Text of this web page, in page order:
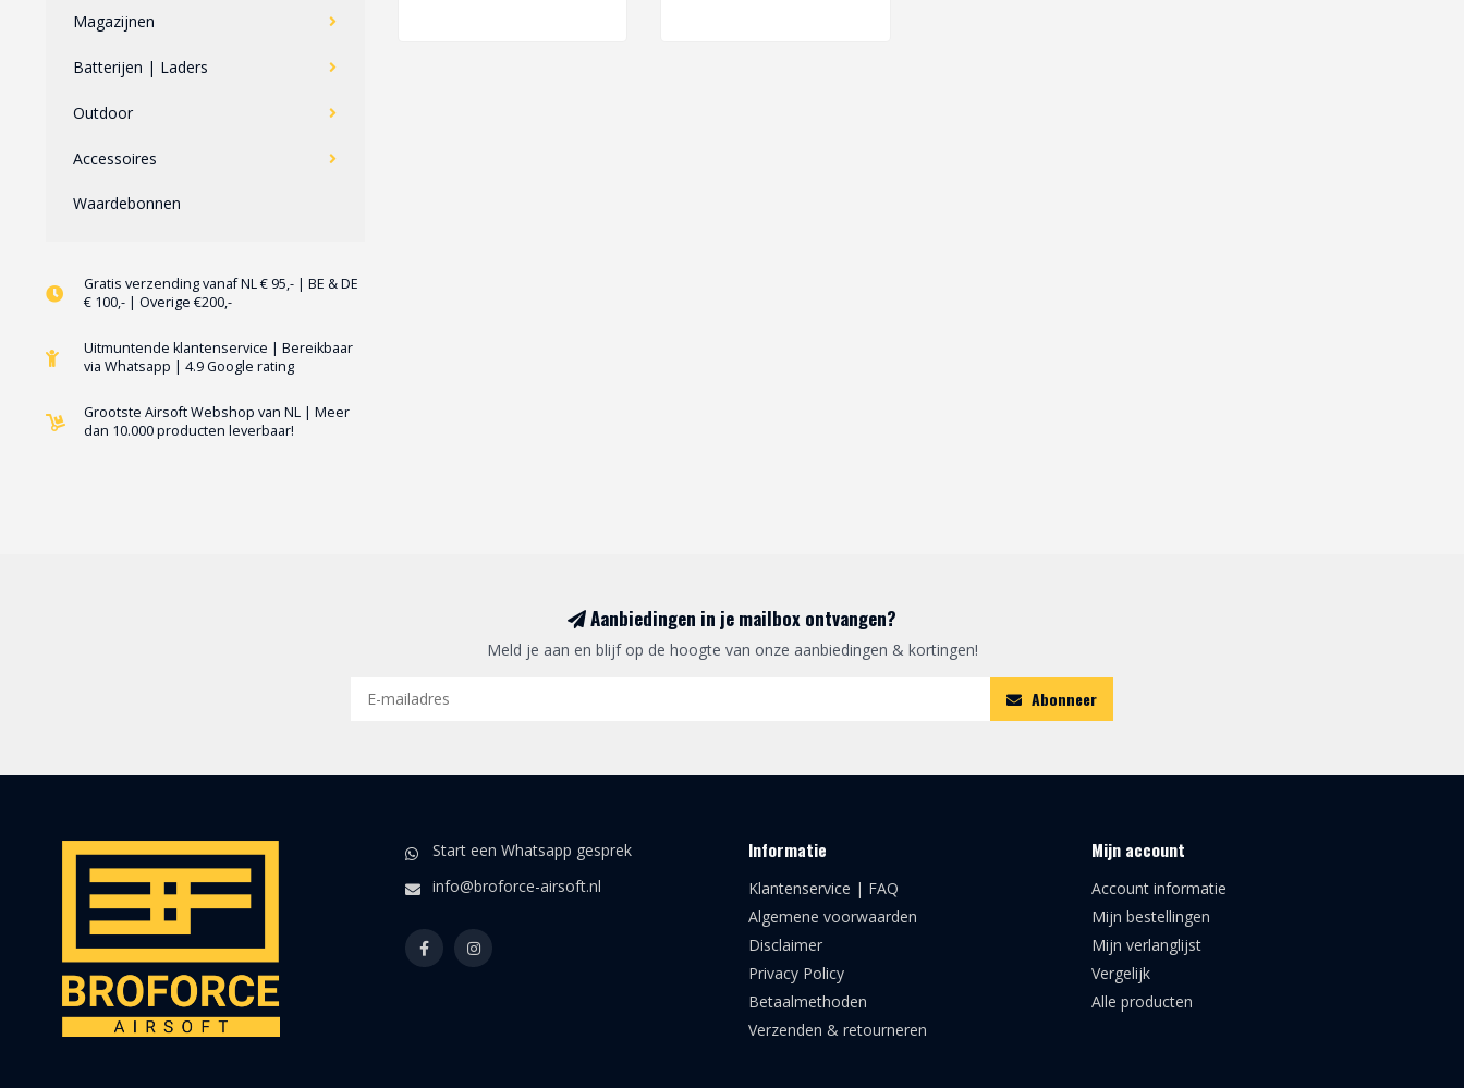
Magazijnen
Batterijen | Laders
Outdoor
Accessoires
Waardebonnen
Gratis verzending vanaf NL € 95,- | BE & DE
€ 100,- | Overige €200,-
Uitmuntende klantenservice | Bereikbaar
via Whatsapp | 4.9 Google rating
Grootste Airsoft Webshop van NL | Meer
dan 10.000 producten leverbaar!
Aanbiedingen in je mailbox ontvangen?
Meld je aan en blijf op de hoogte van onze aanbiedingen & kortingen!
Abonneer
Start een Whatsapp gesprek
info@broforce-airsoft.nl
Informatie
Klantenservice | FAQ
Algemene voorwaarden
Disclaimer
Privacy Policy
Betaalmethoden
Verzenden & retourneren
Mijn account
Account informatie
Mijn bestellingen
Mijn verlanglijst
Vergelijk
Alle producten